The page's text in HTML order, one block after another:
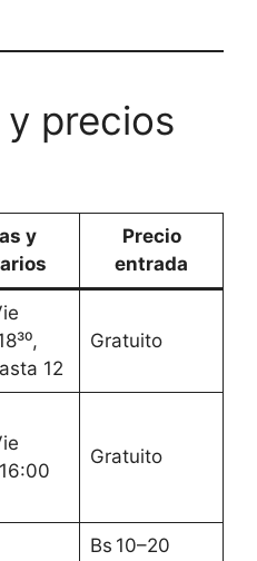
precios
y
Precio
entrada
12
Gratuito
Gratuito
Bs 10–20